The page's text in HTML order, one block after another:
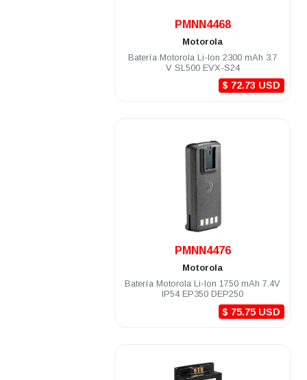
PMNN4468
Motorola
Batería Motorola Li-Ion 2300 mAh 3.7
V SL500 EVX-S24
$ 72.73 USD
PMNN4476
Motorola
Batería Motorola Li-Ion 1750 mAh 7.4V
IP54 EP350 DEP250
$ 75.75 USD